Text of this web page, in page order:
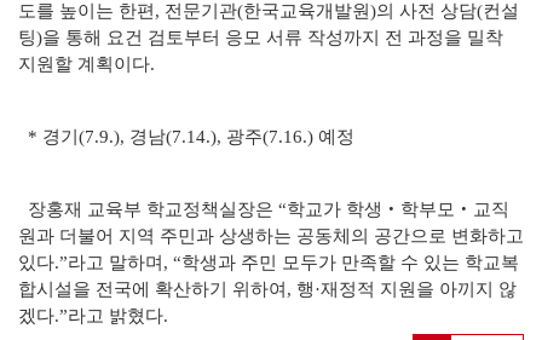
도를 높이는 한편, 전문기관(한국교육개발원)의 사전 상담(컨설
팅)을 통해 요건 검토부터 응모 서류 작성까지 전 과정을 밀착
지원할 계획이다.
* 경기(7.9.), 경남(7.14.), 광주(7.16.) 예정
장홍재 교육부 학교정책실장은 “학교가 학생‧학부모‧교직
원과 더불어 지역 주민과 상생하는 공동체의 공간으로 변화하고
있다.”라고 말하며, “학생과 주민 모두가 만족할 수 있는 학교복
합시설을 전국에 확산하기 위하여, 행·재정적 지원을 아끼지 않
겠다.”라고 밝혔다.